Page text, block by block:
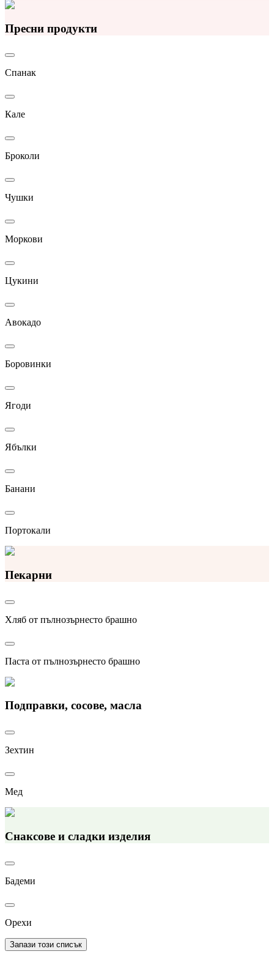
Пресни продукти
Спанак
Кале
Броколи
Чушки
Моркови
Цукини
Авокадо
Боровинки
Ягоди
Ябълки
Банани
Портокали
Пекарни
Хляб от пълнозърнесто брашно
Паста от пълнозърнесто брашно
Подправки, сосове, масла
Зехтин
Мед
Снаксове и сладки изделия
Бадеми
Орехи
Запази този списък